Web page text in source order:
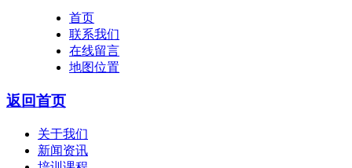
首页
联系我们
在线留言
地图位置
返回首页
关于我们
新闻资讯